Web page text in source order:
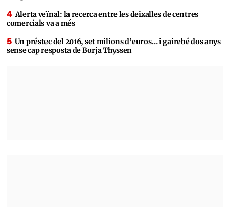
Alerta veïnal: la recerca entre les deixalles de centres
comercials va a més
Un préstec del 2016, set milions d’euros… i gairebé dos anys
sense cap resposta de Borja Thyssen